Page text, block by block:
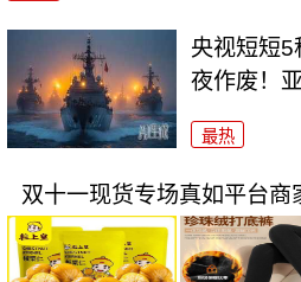
央视短短5
夜作废！
最热
双十一现货专场真如平台商